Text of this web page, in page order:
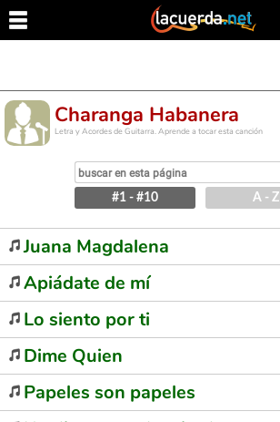
Charanga Habanera
Letra y Acordes de Guitarra. Aprende a tocar esta canción
#1 - #10 A - Z
Juana Magdalena
Apiádate de mí
Lo siento por ti
Dime Quien
Papeles son papeles